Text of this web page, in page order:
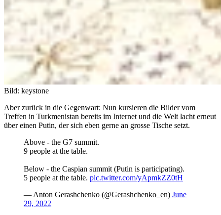
Bild: keystone
Aber zurück in die Gegenwart: Nun kursieren die Bilder vom
Treffen in Turkmenistan bereits im Internet und die Welt lacht erneut
über einen Putin, der sich eben gerne an grosse Tische setzt.
Above - the G7 summit.
9 people at the table.
Below - the Caspian summit (Putin is participating).
5 people at the table. pic.twitter.com/yApmkZZ0tH
— Anton Gerashchenko (@Gerashchenko_en) June
29, 2022